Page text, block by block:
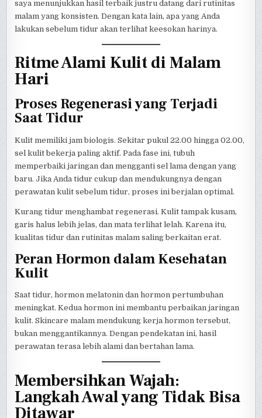
saya menunjukkan hasil terbaik justru datang dari rutinitas
malam yang konsisten. Dengan kata lain, apa yang Anda
lakukan sebelum tidur akan terlihat keesokan harinya.
Ritme Alami Kulit di Malam
Hari
Proses Regenerasi yang Terjadi
Saat Tidur
Kulit memiliki jam biologis. Sekitar pukul 22.00 hingga 02.00,
sel kulit bekerja paling aktif. Pada fase ini, tubuh
memperbaiki jaringan dan mengganti sel lama dengan yang
baru. Jika Anda tidur cukup dan mendukungnya dengan
perawatan kulit sebelum tidur, proses ini berjalan optimal.
Kurang tidur menghambat regenerasi. Kulit tampak kusam,
garis halus lebih jelas, dan mata terlihat lelah. Karena itu,
kualitas tidur dan rutinitas malam saling berkaitan erat.
Peran Hormon dalam Kesehatan
Kulit
Saat tidur, hormon melatonin dan hormon pertumbuhan
meningkat. Kedua hormon ini membantu perbaikan jaringan
kulit. Skincare malam mendukung kerja hormon tersebut,
bukan menggantikannya. Dengan pendekatan ini, hasil
perawatan terasa lebih alami dan bertahan lama.
Membersihkan Wajah:
Langkah Awal yang Tidak Bisa
Ditawar